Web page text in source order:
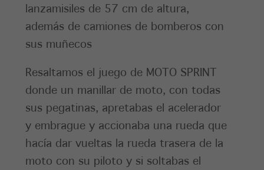
lanzamisiles de 57 cm de altura,
además de camiones de bomberos con
sus muñecos
Resaltamos el juego de MOTO SPRINT
donde un manillar de moto, con todas
sus pegatinas, apretabas el acelerador
y embrague y accionaba una rueda que
hacía dar vueltas la rueda trasera de la
moto con su piloto y si soltabas el